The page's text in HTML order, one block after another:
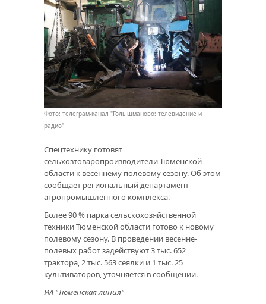
Фото: телеграм-канал "Голышманово: телевидение и
радио"
Спецтехнику готовят
сельхозтоваропроизводители Тюменской
области к весеннему полевому сезону. Об этом
сообщает региональный департамент
агропромышленного комплекса.
Более 90 % парка сельскохозяйственной
техники Тюменской области готово к новому
полевому сезону. В проведении весенне-
полевых работ задействуют 3 тыс. 652
трактора, 2 тыс. 563 сеялки и 1 тыс. 25
культиваторов, уточняется в сообщении.
ИА "Тюменская линия"